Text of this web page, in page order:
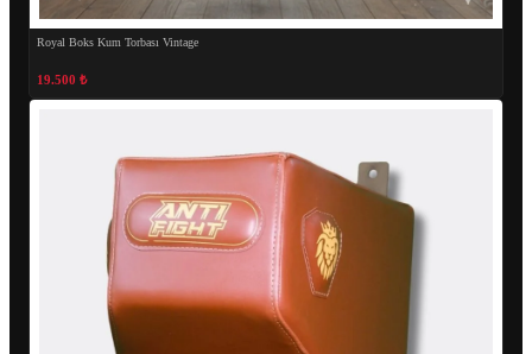
Royal Boks Kum Torbası Vintage
19.500 ₺